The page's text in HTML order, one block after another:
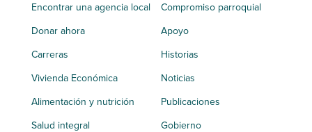
Encontrar una agencia local
Donar ahora
Carreras
Vivienda Económica
Alimentación y nutrición
Salud integral
Compromiso parroquial
Apoyo
Historias
Noticias
Publicaciones
Gobierno